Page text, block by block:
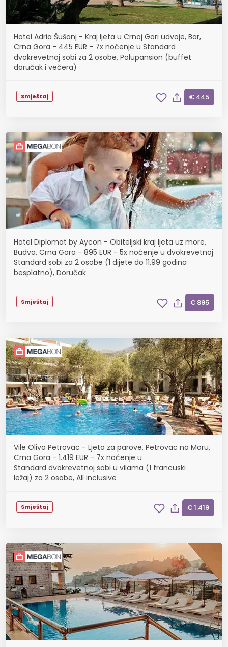
Hotel Adria Šušanj - Kraj ljeta u Crnoj Gori udvoje, Bar,
Crna Gora - 445 EUR - 7x noćenje u Standard
dvokrevetnoj sobi za 2 osobe, Polupansion (buffet
doručak i večera)
Smještaj € 445
Hotel Diplomat by Aycon - Obiteljski kraj ljeta uz more,
Budva, Crna Gora - 895 EUR - 5x noćenje u dvokrevetnoj
Standard sobi za 2 osobe (1 dijete do 11,99 godina
besplatno), Doručak
Smještaj € 895
Vile Oliva Petrovac - Ljeto za parove, Petrovac na Moru,
Crna Gora - 1.419 EUR - 7x noćenje u
Standard dvokrevetnoj sobi u vilama (1 francuski
ležaj) za 2 osobe, All inclusive
Smještaj € 1.419